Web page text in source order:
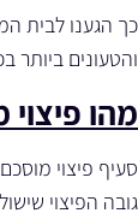
כך הגענו לבית
והטעונים ביותר
מהו
סעיף פיצוי
גובה הפיצוי